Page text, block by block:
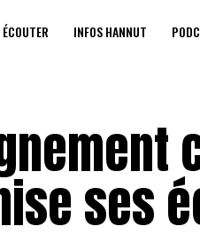
INFOS HANNUT
ses